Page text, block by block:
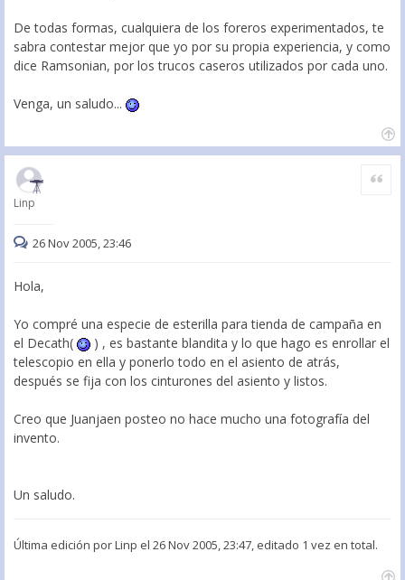
De todas formas, cualquiera de los foreros experimentados, te
sabra contestar mejor que yo por su propia experiencia, y como
dice Ramsonian, por los trucos caseros utilizados por cada uno.
Venga, un saludo...
Linp
Citar
26 Nov 2005, 23:46
Hola,
Yo compré una especie de esterilla para tienda de campaña en
el Decath(
) , es bastante blandita y lo que hago es enrollar el
telescopio en ella y ponerlo todo en el asiento de atrás,
después se fija con los cinturones del asiento y listos.
Creo que Juanjaen posteo no hace mucho una fotografía del
invento.
Un saludo.
Última edición porLinp el 26 Nov 2005, 23:47, editado 1 vez en total.